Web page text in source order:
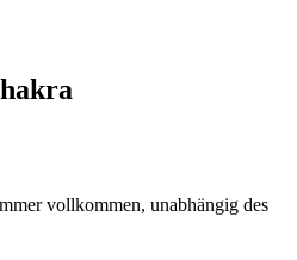
vollkommen, unabhängig des